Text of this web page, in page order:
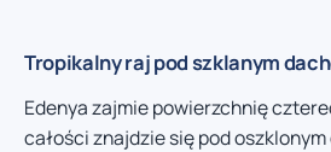
Tropikalny raj pod szklanym
Edenya zajmie powierzchnię
całości znajdzie się pod